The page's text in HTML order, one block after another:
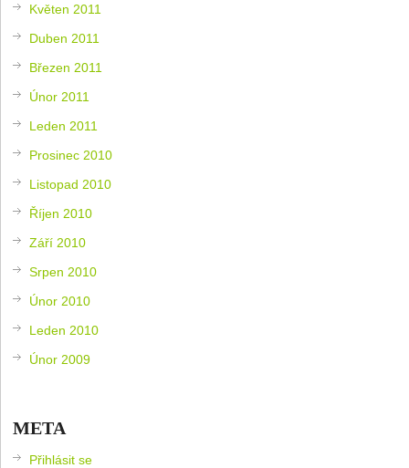
Květen 2011
Duben 2011
Březen 2011
Únor 2011
Leden 2011
Prosinec 2010
Listopad 2010
Říjen 2010
Září 2010
Srpen 2010
Únor 2010
Leden 2010
Únor 2009
META
Přihlásit se